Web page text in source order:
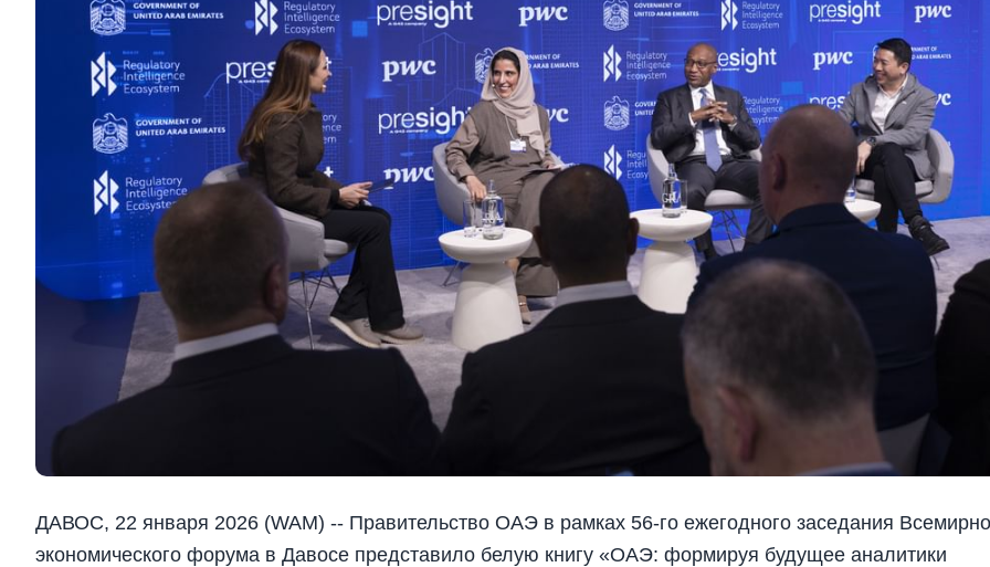
ДАВОС, 22 января 2026 (WAM) -- Правительство ОАЭ в рамках 56-го ежегодного заседания
экономического форума в Давосе представило белую книгу «ОАЭ: формируя будущее аналитики